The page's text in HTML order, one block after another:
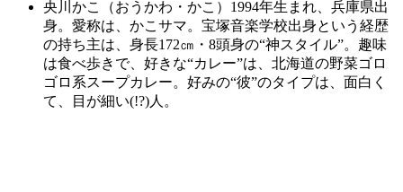
央川かこ（おうかわ・かこ）1994年生まれ、兵庫県出
身。愛称は、かこサマ。宝塚音楽学校出身という経歴
の持ち主は、身長172㎝・8頭身の“神スタイル”。趣味
は食べ歩きで、好きな“カレー”は、北海道の野菜ゴロ
ゴロ系スープカレー。好みの“彼”のタイプは、面白く
て、目が細い(!?)人。